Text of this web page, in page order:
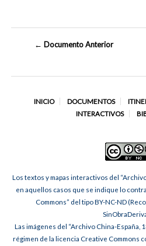
← Documento Anterior
INICIO DOCUMENTOS
INTERACTIVOS
Los textos y mapas interactivos del
en aquellos casos que se indique lo
Commons” del tipo BY-NC-ND
Las imágenes del “Archivo China-España,
régimen de la licencia Creative Commons